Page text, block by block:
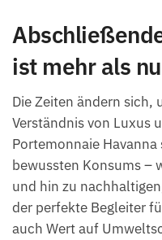
ist mehr als
Die Zeiten ändern sich,
Verständnis von Luxus
Portemonnaie
bewussten Konsums –
und hin zu
der perfekte Begleiter
auch Wert auf